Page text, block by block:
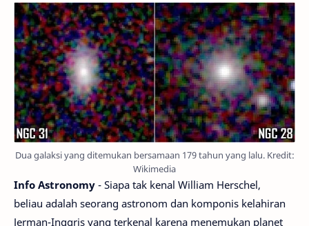
Dua galaksi yang ditemukan bersamaan 179 tahun yang lalu. Kredit:
Wikimedia
Info Astronomy - Siapa tak kenal William Herschel,
beliau adalah seorang astronom dan komponis kelahiran
Jerman-Inggris yang terkenal karena menemukan planet